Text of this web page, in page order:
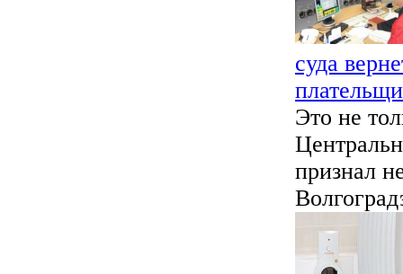
суда
Это не
признал